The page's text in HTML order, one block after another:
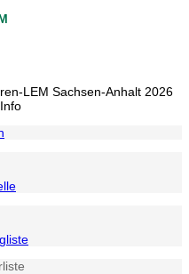
LEM Sachsen-Anhalt 2026